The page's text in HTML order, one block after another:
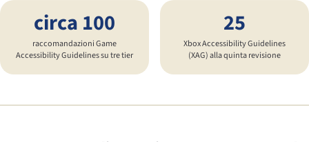
circa 100
raccomandazioni Game
Accessibility Guidelines su tre tier
25
Xbox Accessibility Guidelines
(XAG) alla quinta revisione